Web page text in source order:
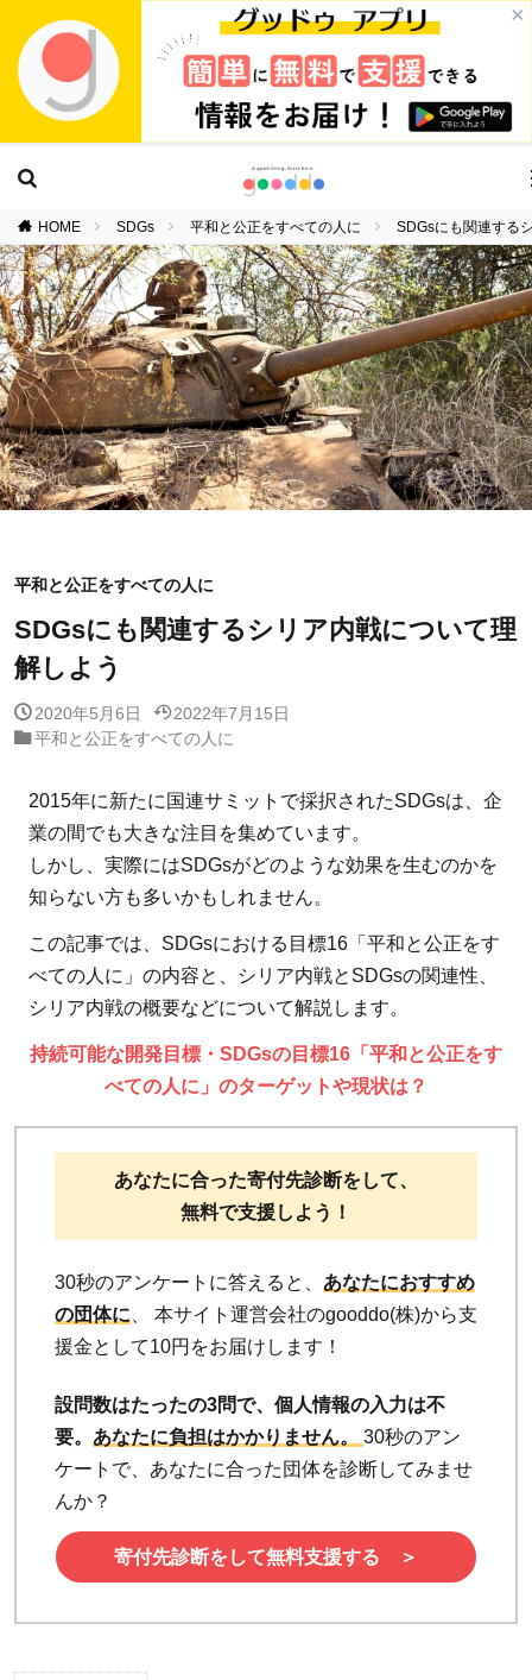
×
HOME SDGs 平和と公正をすべての人に SDGsにも関連する
平和と公正をすべての人に
SDGsにも関連するシリア内戦について理
解しよう
2020年5月6日
2022年7月15日
平和と公正をすべての人に
2015年に新たに国連サミットで採択されたSDGsは、企
業の間でも大きな注目を集めています。
しかし、実際にはSDGsがどのような効果を生むのかを
知らない方も多いかもしれません。
この記事では、SDGsにおける目標16「平和と公正をす
べての人に」の内容と、シリア内戦とSDGsの関連性、
シリア内戦の概要などについて解説します。
持続可能な開発目標・SDGsの目標16「平和と公正をす
べての人に」のターゲットや現状は？
あなたに合った寄付先診断をして、
無料で支援しよう！
30秒のアンケートに答えると、 あなたにおすすめ
の団体に 、 本サイト運営会社のgooddo(株)から支
援金として10円をお届けします！
設問数はたったの3問で、個人情報の入力は不
要。 あなたに負担はかかりません。 30秒のアン
ケートで、あなたに合った団体を診断してみませ
んか？
寄付先診断をして無料支援する ＞